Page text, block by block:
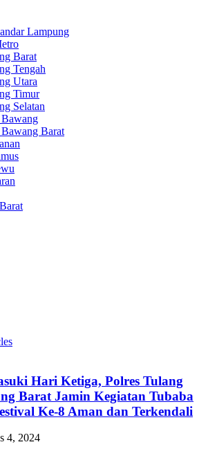
Lampung
Barat
Tengah
Utara
Timur
Selatan
Barat
Hari Ketiga, Polres Tulang
Barat Jamin Kegiatan Tubaba
Ke-8 Aman dan Terkendali
4, 2024